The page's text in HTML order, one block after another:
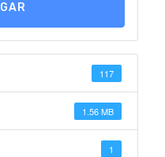
117
1.56 MB
1